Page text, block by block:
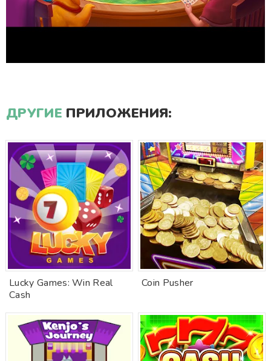
ДРУГИЕ ПРИЛОЖЕНИЯ:
Lucky Games: Win Real
Cash
Coin Pusher